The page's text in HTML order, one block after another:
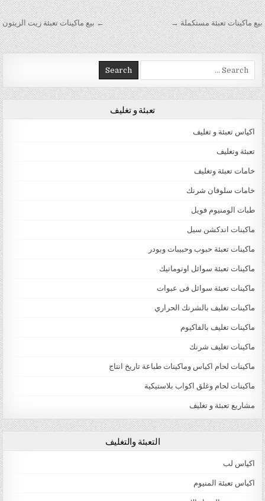
تصفّح المقالات ← بيع ماكينات تعبئة زيت الزيتون بيع ماكينات تعبئة مستكملة →
Search for:
تعبئة و تغليف
اكياس تعبئة و تغليف
تعبئة وتغليف
خامات تعبئة وتغليف
خامات سلوفان شرنك
طبات الومنيوم فويل
ماكينات اندكشن سيل
ماكينات تعبئة حبوب وحبيبات وبودر
ماكينات تعبئة سوائل اوتوماتيك
ماكينات تعبئة سوائل فى عبوات
ماكينات تغليف بالشرنك الحراري
ماكينات تغليف بالفاكيوم
ماكينات تغليف شرنك
ماكينات لحام اكياس وماكينات طباعة تاريخ انتاج
ماكينات لحام وغلق اكواب بلاستيكية
مشاريع تعبئة و تغليف
التعبئة والتغليف
اكياس لب
اكياس تعبئة المنيوم